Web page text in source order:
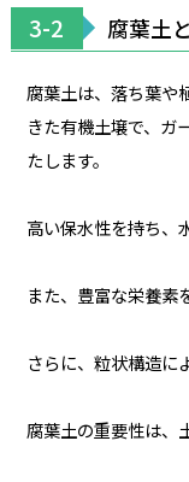
3-2 腐葉土
腐葉土は、落ち葉や
きた有機土壌で、ガ
たします。
高い保水性を持ち、
また、豊富な栄養素
さらに、粒状構造に
腐葉土の重要性は、